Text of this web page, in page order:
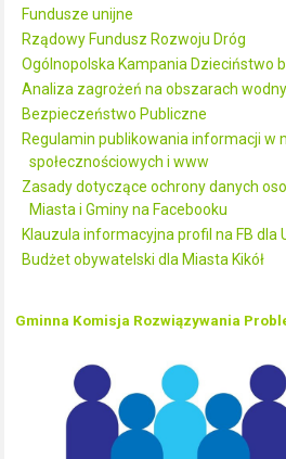
Fundusze unijne
Rządowy Fundusz Rozwoju Dróg
Ogólnopolska Kampania Dzieciństwo
Analiza zagrożeń na obszarach
Bezpieczeństwo Publiczne
Regulamin publikowania informacji w
społecznościowych i www
Zasady dotyczące ochrony danych
Miasta i Gminy na Facebooku
Klauzula informacyjna profil na FB dla
Budżet obywatelski dla Miasta Kikół
Gminna Komisja Rozwiązywania